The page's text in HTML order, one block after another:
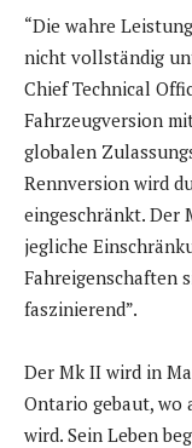
“Die wahre
nicht vollständig
Chief Technical
Fahrzeugversion
globalen
Rennversion wird
eingeschränkt. Der
jegliche
Fahreigenschaften
faszinierend”.
Der Mk II wird in
Ontario gebaut, wo
wird. Sein Leben